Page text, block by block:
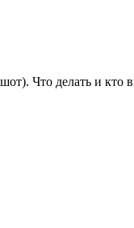
Что делать и кто